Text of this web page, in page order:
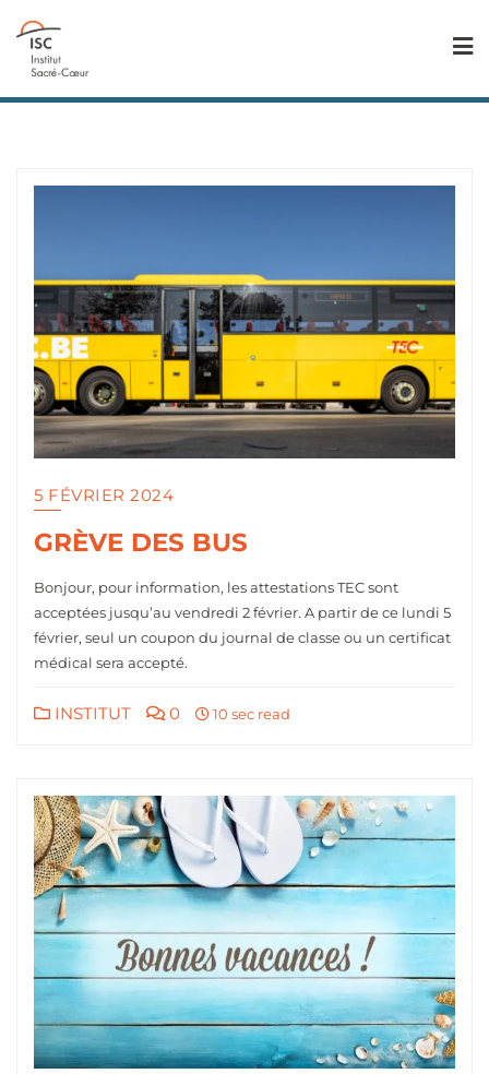
5 FÉVRIER 2024
GRÈVE DES BUS
Bonjour, pour information, les attestations TEC sont
acceptées jusqu’au vendredi 2 février. A partir de ce lundi 5
février, seul un coupon du journal de classe ou un certificat
médical sera accepté.
INSTITUT 0 10 sec read